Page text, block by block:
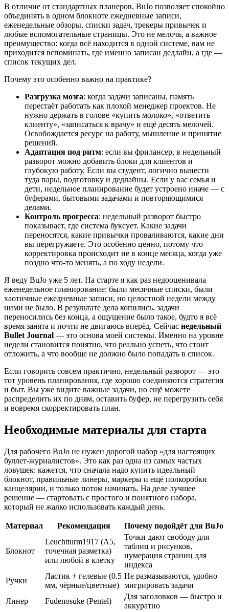
В отличие от стандартных планеров, BuJo позволяет спокойно
объединять в одном блокноте ежедневные записи,
еженедельные обзоры, списки задач, трекеры привычек и
любые вспомогательные страницы. Это не мелочь, а важное
преимущество: когда всё находится в одной системе, вам не
приходится вспоминать, где именно записан дедлайн, а где —
список текущих дел.
Почему это особенно важно на практике?
Разгрузка мозга: когда задачи записаны, память
перестаёт работать как плохой менеджер проектов. Не
нужно держать в голове «купить молоко», «ответить
клиенту», «записаться к врачу» и ещё десять мелочей.
Освобождается ресурс на работу, мышление и принятие
решений.
Адаптация под ритм: если вы фрилансер, в недельный
разворот можно добавить блоки для клиентов и
глубокую работу. Если вы студент, логично вынести
туда пары, подготовку и дедлайны. Если у вас семья и
дети, недельное планирование будет устроено иначе — с
буферами, бытовыми задачами и повторяющимися
делами.
Контроль прогресса: недельный разворот быстро
показывает, где система буксует. Какие задачи
переносятся, какие привычки проваливаются, какие дни
вы перегружаете. Это особенно ценно, потому что
корректировка происходит не в конце месяца, когда уже
поздно что-то менять, а по ходу недели.
Я веду BuJo уже 5 лет. На старте я как раз недооценивала
еженедельное планирование: были месячные списки, были
хаотичные ежедневные записи, но целостной недели между
ними не было. В результате дела копились, задачи
переносились без конца, а ощущение было такое, будто я всё
время занята и почти не двигаюсь вперёд. Сейчас недельный
Bullet Journal — это основа моей системы. Именно на уровне
недели становится понятно, что реально успеть, что стоит
отложить, а что вообще не должно было попадать в список.
Если говорить совсем практично, недельный разворот — это
тот уровень планирования, где хорошо соединяются стратегия
и быт. Вы уже видите важные задачи, но ещё можете
распределить их по дням, оставить буфер, не перегрузить себя
и вовремя скорректировать план.
Необходимые материалы для старта
Для рабочего BuJo не нужен дорогой набор «для настоящих
буллет-журналистов». Это как раз одна из самых частых
ловушек: кажется, что сначала надо купить идеальный
блокнот, правильные линеры, маркеры и ещё полкоробки
канцелярии, и только потом начинать. На деле лучшее
решение — стартовать с простого и понятного набора,
который не жалко использовать каждый день.
Материал Рекомендация Почему подойдёт для BuJo
Блокнот
Leuchtturm1917 (A5,
точечная разметка)
или любой в клетку
Точки дают свободу для
таблиц и рисунков,
нумерация страниц для
индекса
Ручки
Ластик + гелевые (0.5
мм, чёрные/цветные)
Не размазываются, удобно
мигрировать задачи
Линер
Fudenosuke (Pentel)
Для заголовков — быстро и
аккуратно